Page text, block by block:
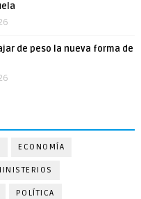
de peso la nueva forma de
ECONOMÍA
POLÍTICA